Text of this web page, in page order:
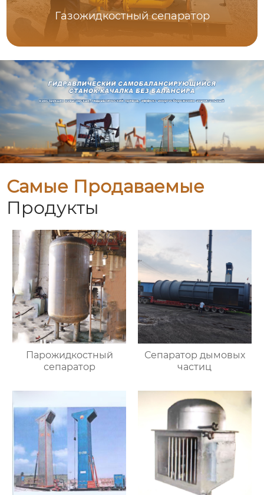
Газожидкостный сепаратор
Самые Продаваемые
Продукты
Парожидкостный
сепаратор
Сепаратор дымовых
частиц